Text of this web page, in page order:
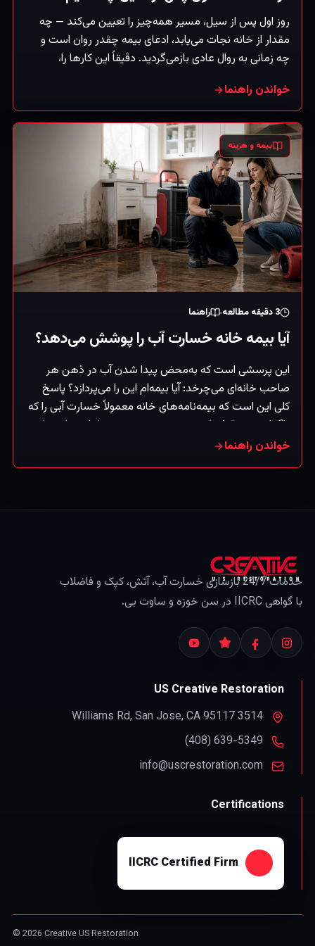
روز اول پس از سیل، مسیر همه‌چیز را تعیین می‌کند — چه
مقدار از خانه نجات می‌یابد، ادعای بیمه چقدر روان است و
چه زمانی به روال عادی بازمی‌گردید. دقیقاً این کارها را،
خواندن راهنما
بیمه و هزینه
3 دقیقه مطالعه راهنما
آیا بیمه خانه خسارت آب را پوشش می‌دهد؟
این پرسشی است که به‌محض پیدا شدن آب در ذهن هر
صاحب خانه‌ای می‌چرخد: آیا بیمه‌ام این را می‌پردازد؟ پاسخ
کلی این است که بیمه‌نامه‌های خانه معمولاً خسارت آبی را که
ناگهانی و تصادفی است پوشش می‌دهند — اما خسارت ناشی
از بی‌توجهی تدریجی یا سیل را نه (که دسته‌ای جداست). (این
خواندن راهنما
خدمات 24/7 بازسازی خسارت آب، آتش، کپک و فاضلاب
با گواهی IICRC در سن خوزه و ساوت بی.
US Creative Restoration
3514 Williams Rd
, San Jose, CA95117
info@uscrestoration.com
Certifications
IICRC Certified Firm
© 2026 Creative US Restoration